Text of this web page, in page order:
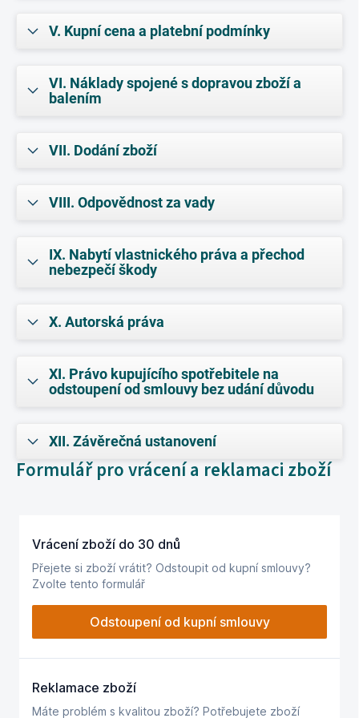
V. Kupní cena a platební podmínky
VI. Náklady spojené s dopravou zboží a
balením
VII. Dodání zboží
VIII. Odpovědnost za vady
IX. Nabytí vlastnického práva a přechod
nebezpečí škody
X. Autorská práva
XI. Právo kupujícího spotřebitele na
odstoupení od smlouvy bez udání důvodu
XII. Závěrečná ustanovení
Formulář pro vrácení a reklamaci zboží